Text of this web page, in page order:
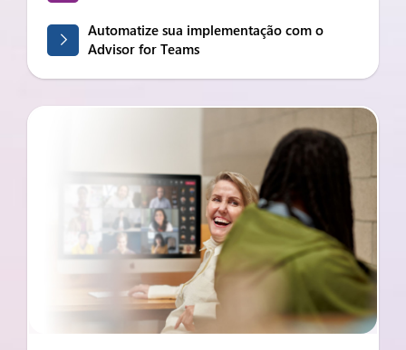
Automatize sua implementação com o
Advisor for Teams